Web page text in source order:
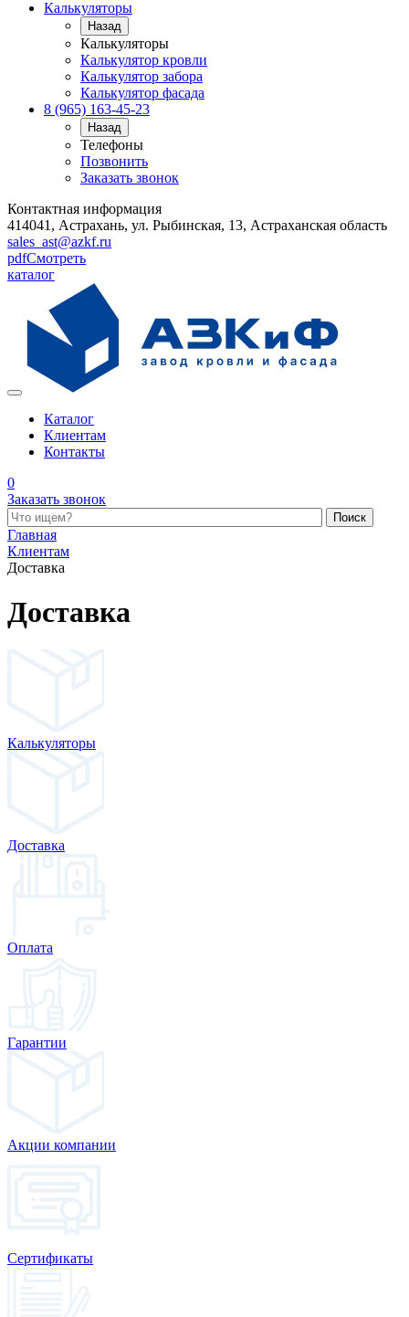
Калькуляторы
Назад
Калькуляторы
Калькулятор кровли
Калькулятор забора
Калькулятор фасада
8 (965) 163-45-23
Назад
Телефоны
Позвонить
Заказать звонок
Контактная информация
414041, Астрахань, ул. Рыбинская, 13, Астраханская область
sales_ast@azkf.ru
pdfСмотреть
каталог
Каталог
Клиентам
Контакты
0
Заказать звонок
Поиск по каталогу
Главная
Клиентам
Доставка
Доставка
Калькуляторы
Доставка
Оплата
Гарантии
Акции компании
Сертификаты